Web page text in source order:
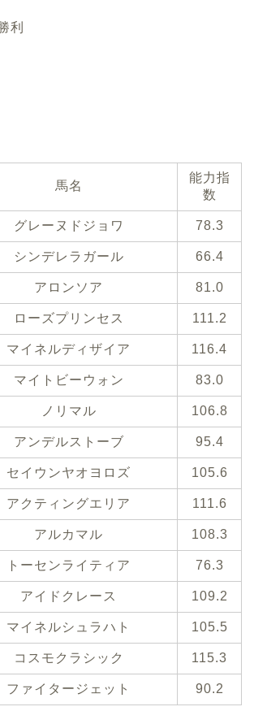
利
馬名
能力指
数
グレーヌドジョワ 78.3
シンデレラガール 66.4
アロンソア 81.0
ローズプリンセス 111.2
マイネルディザイア 116.4
マイトビーウォン 83.0
ノリマル 106.8
アンデルストーブ 95.4
セイウンヤオヨロズ 105.6
アクティングエリア 111.6
アルカマル 108.3
トーセンライティア 76.3
アイドクレース 109.2
マイネルシュラハト 105.5
コスモクラシック 115.3
ファイタージェット 90.2